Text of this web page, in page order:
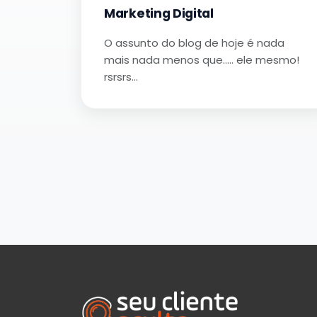
Marketing Digital
O assunto do blog de hoje é nada
mais nada menos que….. ele mesmo!
rsrsrs…